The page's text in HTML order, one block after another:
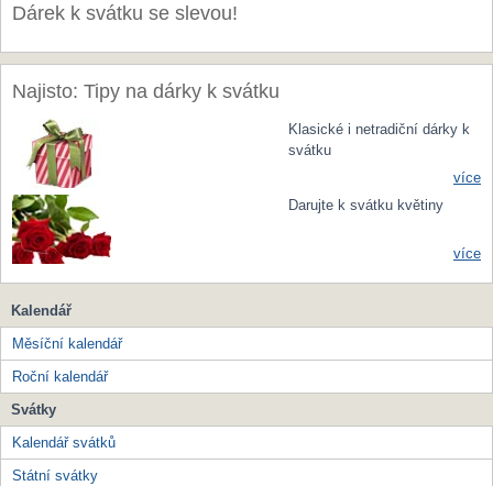
Dárek k svátku se slevou!
Najisto: Tipy na dárky k svátku
Klasické i netradiční dárky k
svátku
více
Darujte k svátku květiny
více
Kalendář
Měsíční kalendář
Roční kalendář
Svátky
Kalendář svátků
Státní svátky